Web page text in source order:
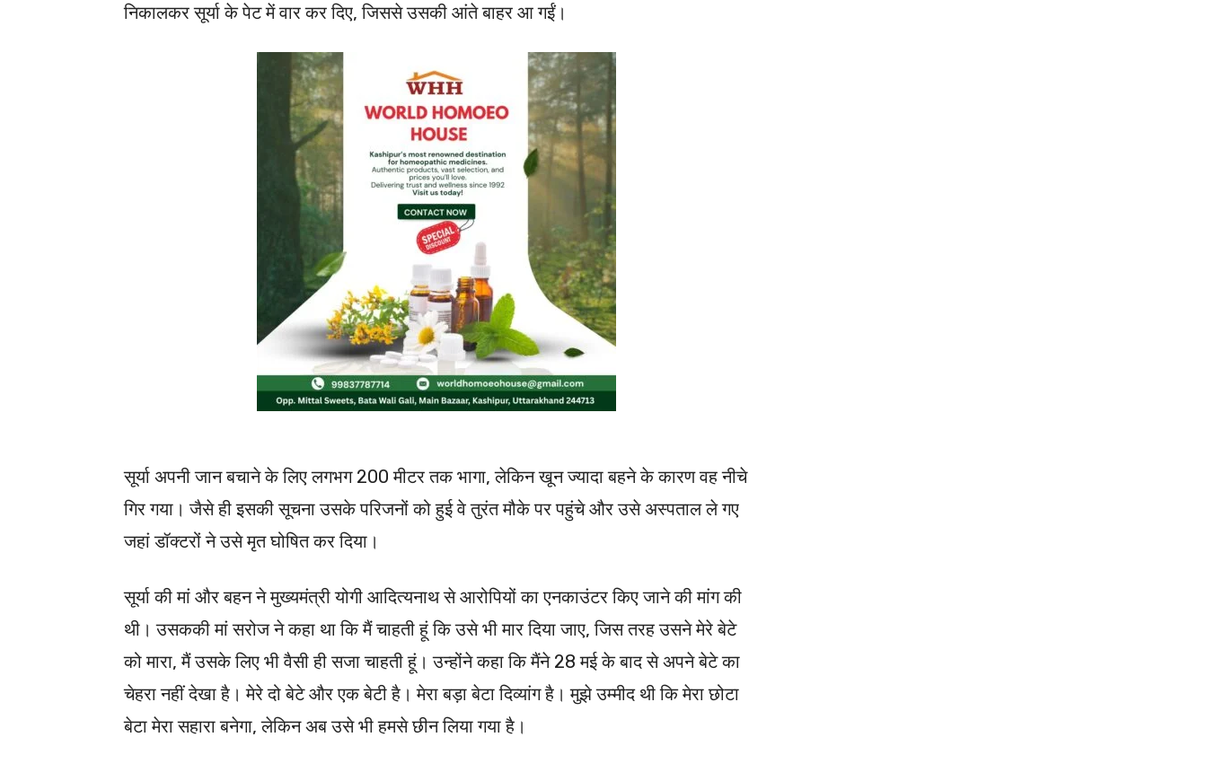
निकालकर सूर्या के पेट में वार कर दिए, जिससे उसकी आंते बाहर आ गईं।
सूर्या अपनी जान बचाने के लिए लगभग 200 मीटर तक भागा, लेकिन खून ज्यादा बहने के कारण वह नीचे
गिर गया। जैसे ही इसकी सूचना उसके परिजनों को हुई वे तुरंत मौके पर पहुंचे और उसे अस्पताल ले गए
जहां डॉक्टरों ने उसे मृत घोषित कर दिया।
सूर्या की मां और बहन ने मुख्यमंत्री योगी आदित्यनाथ से आरोपियों का एनकाउंटर किए जाने की मांग की
थी। उसककी मां सरोज ने कहा था कि मैं चाहती हूं कि उसे भी मार दिया जाए, जिस तरह उसने मेरे बेटे
को मारा, मैं उसके लिए भी वैसी ही सजा चाहती हूं। उन्होंने कहा कि मैंने 28 मई के बाद से अपने बेटे का
चेहरा नहीं देखा है। मेरे दो बेटे और एक बेटी है। मेरा बड़ा बेटा दिव्यांग है। मुझे उम्मीद थी कि मेरा छोटा
बेटा मेरा सहारा बनेगा, लेकिन अब उसे भी हमसे छीन लिया गया है।